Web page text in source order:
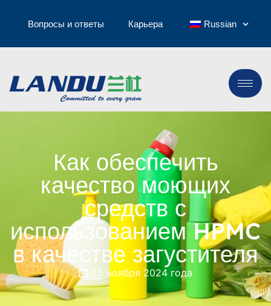
Вопросы и ответы Карьера Russian
Как обеспечить
качество моющих
средств с
использованием HPMC
в качестве загустителя
25 ноября 2024 года